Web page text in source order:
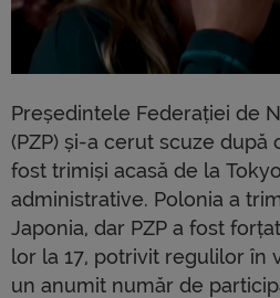
Președintele Federației de
(PZP) și-a cerut scuze după
fost trimiși acasă de la
administrative. Polonia a
Japonia, dar PZP a fost
lor la 17, potrivit regulilor în
un anumit număr de